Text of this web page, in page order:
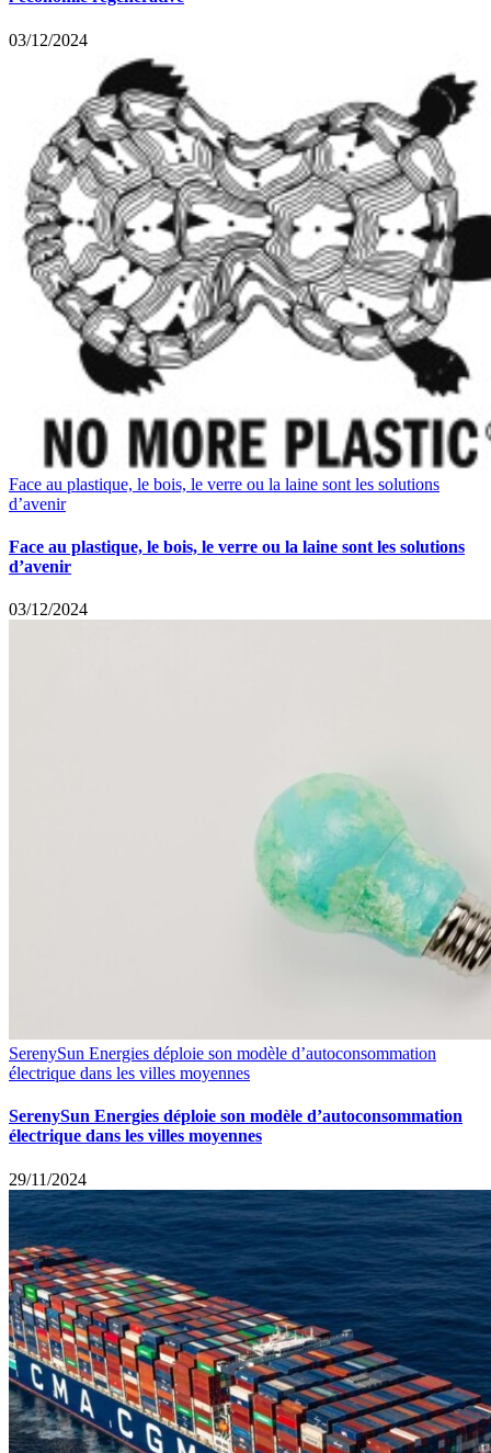
03/12/2024
Face au plastique, le bois, le verre ou la laine sont les solutions
d’avenir
Face au plastique, le bois, le verre ou la laine sont les solutions
d’avenir
03/12/2024
SerenySun Energies déploie son modèle d’autoconsommation
électrique dans les villes moyennes
SerenySun Energies déploie son modèle d’autoconsommation
électrique dans les villes moyennes
29/11/2024